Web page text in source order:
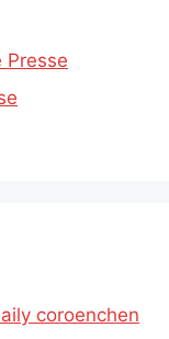
Presse
coroenchen